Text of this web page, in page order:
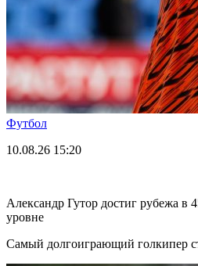
Футбол
10.08.26 15:20
Александр Гутор достиг рубежа в
уровне
Самый долгоиграющий голкипер